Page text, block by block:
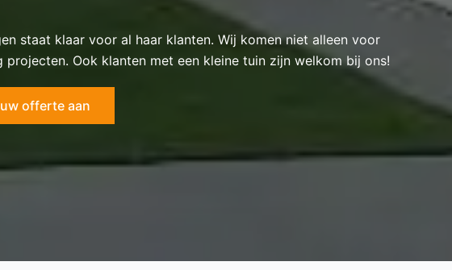
staat klaar voor al haar klanten. Wij komen niet alleen voor
projecten. Ook klanten met een kleine tuin zijn welkom bij ons!
offerte aan